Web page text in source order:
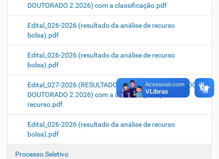
DOUTORADO 2.2026) com a classificação.pdf
Edital_026-2026 (resultado da análise de recurso
bolsa).pdf
Edital_026-2026 (resultado da análise de recurso
bolsa).pdf
Edital_027-2026 (RESULTADO DE BOLSA DE MESTRADO
DOUTORADO 2.2026) com a classificação após
recurso.pdf
Edital_026-2026 (resultado da análise de recurso
bolsa).pdf
Processo Seletivo